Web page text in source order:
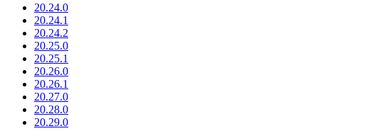
20.24.0
20.24.1
20.24.2
20.25.0
20.25.1
20.26.0
20.26.1
20.27.0
20.28.0
20.29.0